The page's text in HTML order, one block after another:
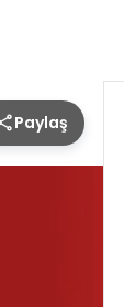
Paylaş